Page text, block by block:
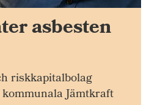
asbesten
riskkapitalbolag
Jämtkraft